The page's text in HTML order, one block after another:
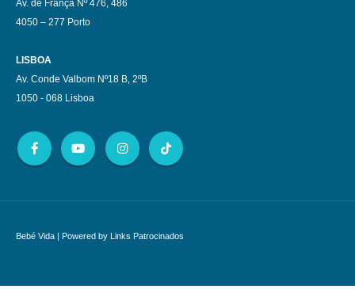
Av. de França Nº 476, 486
4050 – 277 Porto
LISBOA
Av. Conde Valbom Nº18 B, 2ºB
1050 - 068 Lisboa
Bebé Vida | Powered by Links Patrocinados